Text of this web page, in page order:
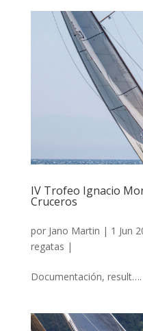
IV Trofeo Ignacio
Cruceros
por Jano Martin | 1 Jun
regatas |
Documentación, result….